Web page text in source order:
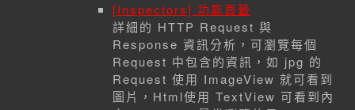
[Inspectors] 功能頁籤
詳細的 HTTP Request 與
Response 資訊分析，可瀏覽每個
Request 中包含的資訊，如 jpg 的
Request 使用 ImageView 就可看到
圖片，Html使用 TextView 可看到內